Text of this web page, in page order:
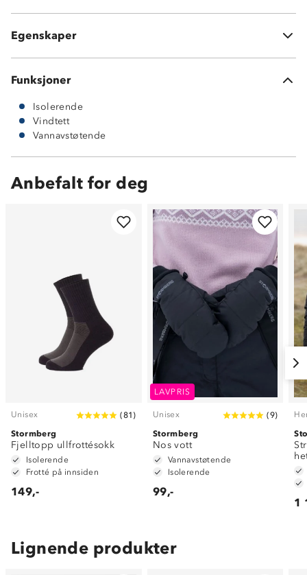
Egenskaper
Buksen har ingen lommer
Funksjoner
Isolerende
Vindtett
Vannavstøtende
Anbefalt for deg
Unisex (81 )
Stormberg
Fjelltopp ullfrottésokk
Isolerende
Frotté på innsiden
149,-
LAVPRIS
Unisex (9)
Stormberg
Nos vott
Vannavstøtende
Isolerende
99,-
1
Lignende produkter